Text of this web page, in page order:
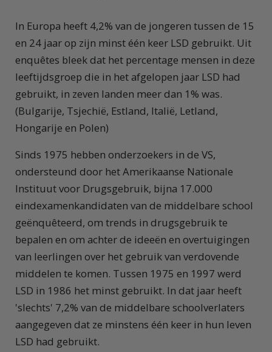
In Europa heeft 4,2% van de jongeren tussen de 15
en 24 jaar op zijn minst één keer LSD gebruikt. Uit
enquêtes bleek dat het percentage mensen in deze
leeftijdsgroep die in het afgelopen jaar LSD had
gebruikt, in zeven landen meer dan 1% was.
(Bulgarije, Tsjechië, Estland, Italië, Letland,
Hongarije en Polen)
Sinds 1975 hebben onderzoekers in de VS,
ondersteund door het Amerikaanse Nationale
Instituut voor Drugsgebruik, bijna 17.000
eindexamenkandidaten van de middelbare school
geënquêteerd, om trends in drugsgebruik te
bepalen en om achter de ideeën en overtuigingen
van leerlingen over het gebruik van verdovende
middelen te komen. Tussen 1975 en 1997 werd
LSD in 1986 het minst gebruikt. In dat jaar heeft
'slechts' 7,2% van de middelbare schoolverlaters
aangegeven dat ze minstens één keer in hun leven
LSD had gebruikt.